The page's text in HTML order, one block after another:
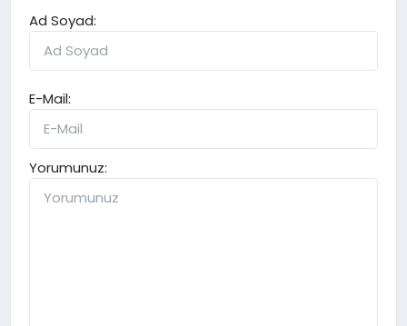
Ad Soyad:
E-Mail:
Yorumunuz: